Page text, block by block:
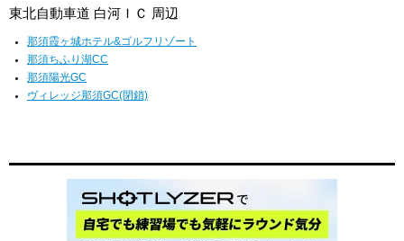
東北自動車道 白河ＩＣ 周辺
那須霞ヶ城ホテル&ゴルフリゾート
那須ちふり湖CC
那須陽光GC
ヴィレッジ那須GC(閉鎖)